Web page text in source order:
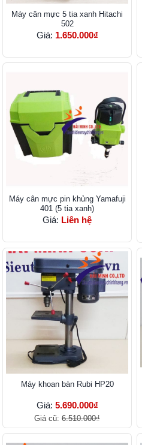
Máy cân mực 5 tia xanh Hitachi
502
Giá: 1.650.000₫
Máy cân mực pin khủng Yamafuji
401 (5 tia xanh)
Giá: Liên hệ
Máy khoan bàn Rubi HP20
Giá: 5.690.000₫
Giá cũ: 6.510.000₫